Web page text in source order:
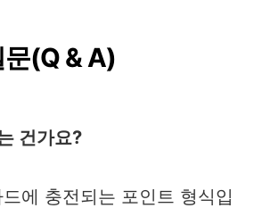
(Q & A)
건가요?
에 충전되는 포인트 형식입